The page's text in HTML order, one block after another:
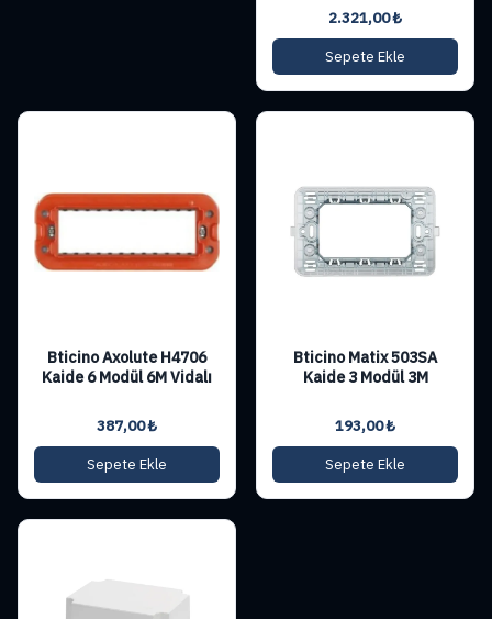
2.321,00₺
Sepete Ekle
Bticino Axolute H4706
Kaide 6 Modül 6M Vidalı
387,00₺
Sepete Ekle
Bticino Matix 503SA
Kaide 3 Modül 3M
193,00₺
Sepete Ekle